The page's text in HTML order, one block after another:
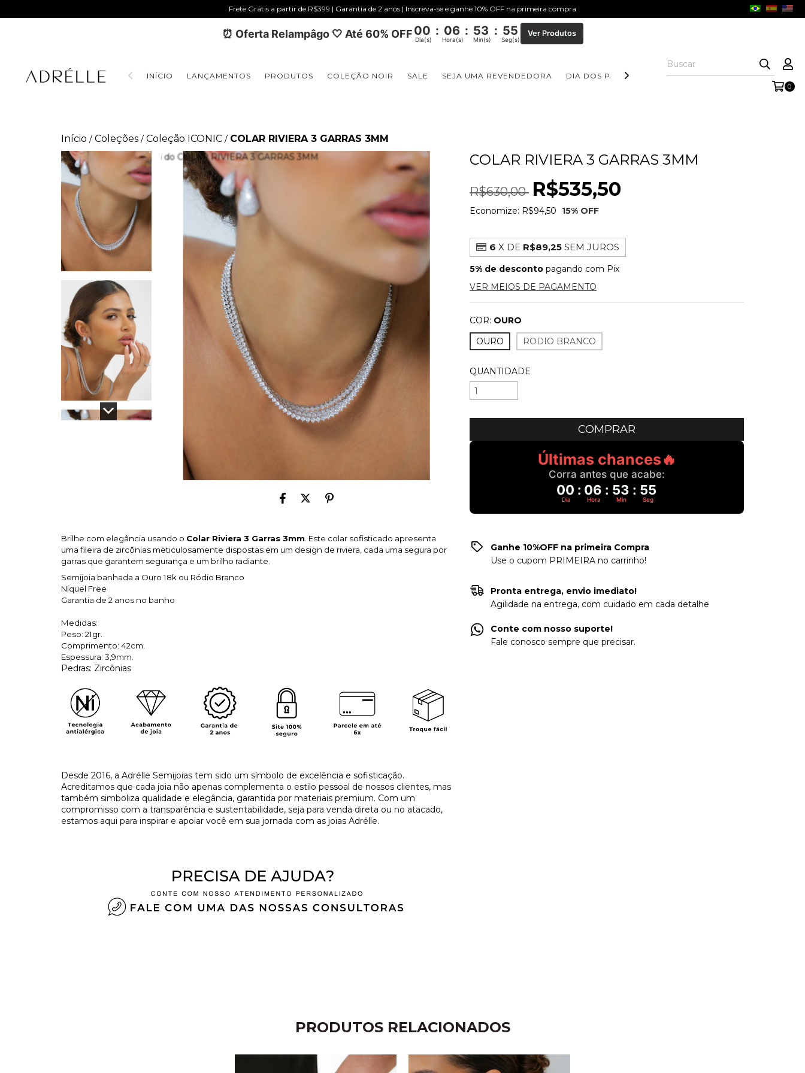
Frete Grátis a partir de R$399 | Garantia de 2 anos | Inscreva-se e ganhe 10% OFF na primeira compra
⏰ Oferta Relampâgo 🤍 Até 60% OFF00 : 06 : 53 : 55
Dia(s) Hora(s) Min(s) Seg(s)
Ver Produtos
INÍCIO LANÇAMENTOS PRODUTOS COLEÇÃO NOIR SALE SEJA UMA REVENDEDORA DIA DOS PAIS COLEÇÃO AURORA COLEÇÃO FORM
0
Início / Coleções / Coleção ICONIC / COLAR RIVIERA 3 GARRAS 3MM
Brilhe com elegância usando o Colar Riviera 3 Garras 3mm . Este colar sofisticado apresenta
uma fileira de zircônias meticulosamente dispostas em um design de riviera, cada uma segura por
garras que garantem segurança e um brilho radiante.
Semijoia banhada a Ouro 18k ou Ródio Branco
Níquel Free
Garantia de 2 anos no banho
Medidas:
Peso: 21gr.
Comprimento: 42cm.
Espessura: 3,9mm.
Pedras: Zircônias
Desde 2016, a Adrélle Semijoias tem sido um símbolo de excelência e sofisticação.
Acreditamos que cada joia não apenas complementa o estilo pessoal de nossos clientes, mas
também simboliza qualidade e elegância, garantida por materiais premium. Com um
compromisso com a transparência e sustentabilidade, seja para venda direta ou no atacado,
estamos aqui para inspirar e apoiar você em sua jornada com as joias Adrélle.
COLAR RIVIERA 3 GARRAS 3MM
R$630,00 R$535,50
Economize: R$94,50 15% OFF
6 X DE R$89,25 SEM JUROS
5% de desconto pagando com Pix
VER MEIOS DE PAGAMENTO
COR: OURO
OURO
RODIO BRANCO
QUANTIDADE
Últimas chances🔥
Corra antes que acabe:
00 : 06 : 53 : 55
Dia Hora Min Seg
Ganhe 10%OFF na primeira Compra
Use o cupom PRIMEIRA no carrinho!
Pronta entrega, envio imediato!
Agilidade na entrega, com cuidado em cada detalhe
Conte com nosso suporte!
Fale conosco sempre que precisar.
PRODUTOS RELACIONADOS